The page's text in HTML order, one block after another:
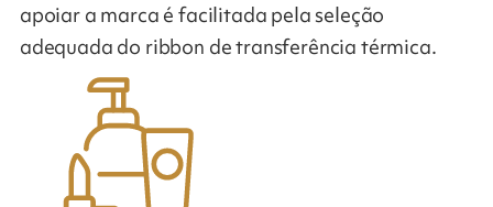
apoiar a marca é facilitada pela seleção
adequada do ribbon de transferência térmica.